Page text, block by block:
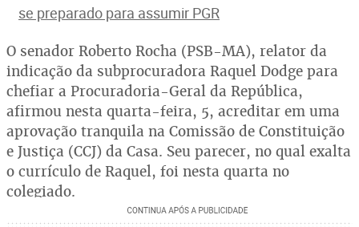
se preparado para assumir PGR
O senador Roberto Rocha (PSB-MA), relator da
indicação da subprocuradora Raquel Dodge para
chefiar a Procuradoria-Geral da República,
afirmou nesta quarta-feira, 5, acreditar em uma
aprovação tranquila na Comissão de Constituição
e Justiça (CCJ) da Casa. Seu parecer, no qual exalta
o currículo de Raquel, foi nesta quarta no
colegiado.